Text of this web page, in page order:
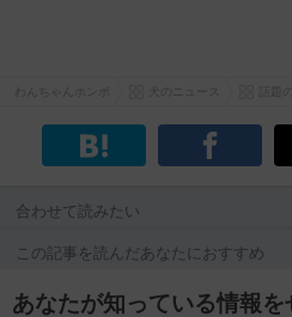
合わせて読みたい
この記事を読んだあなたにおすすめ
あなたが知っている情報を